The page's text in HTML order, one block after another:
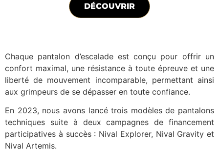
DÉCOUVRIR
Chaque pantalon d’escalade est conçu pour offrir un
confort maximal, une résistance à toute épreuve et une
liberté de mouvement incomparable, permettant ainsi
aux grimpeurs de se dépasser en toute confiance.
En 2023, nous avons lancé trois modèles de pantalons
techniques suite à deux campagnes de financement
participatives à succès : Nival Explorer, Nival Gravity et
Nival Artemis.